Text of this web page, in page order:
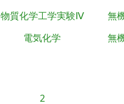
物質化学工学実験Ⅳ 無
電気化学 無
2